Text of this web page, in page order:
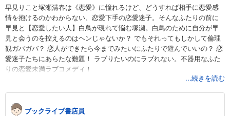
早見りこと塚瀬清春は《恋愛》に憧れるけど、どうすれば相手に恋愛感
情を抱けるのかわからない、恋愛下手の恋愛迷子。そんなふたりの前に
早見と【恋愛したい人】白鳥が現れて悩む塚瀬。白鳥のために自分が早
見と会うのを控えるのはヘンじゃないか？ でもそれってもしかして倫理
観ガバガバ？ 恋人ができたら今までみたいにふたりで遊んでいいの？ 恋
愛迷子たちにあらたな難題！ ラブりたいのにラブれない。不器用なふた
りの恋愛未満ラブコメディ！
...続きを読む
ブックライブ書店員